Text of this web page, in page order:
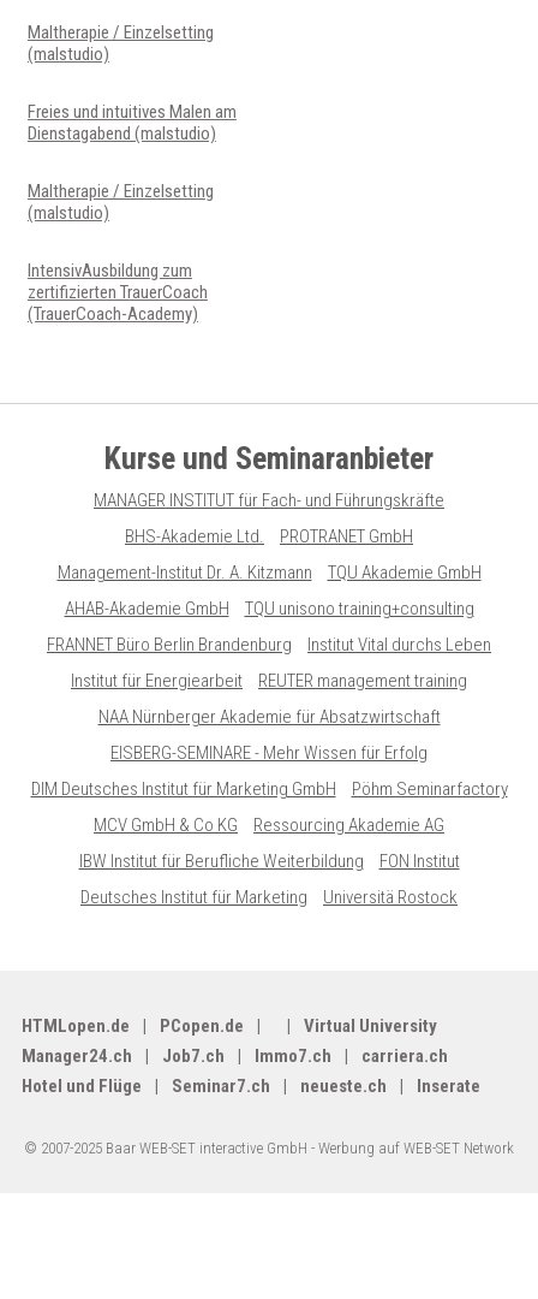
Maltherapie / Einzelsetting
(malstudio)
Freies und intuitives Malen am
Dienstagabend (malstudio)
Maltherapie / Einzelsetting
(malstudio)
IntensivAusbildung zum
zertifizierten TrauerCoach
(TrauerCoach-Academy)
Kurse und Seminaranbieter
MANAGER INSTITUT für Fach- und Führungskräfte
BHS-Akademie Ltd.
PROTRANET GmbH
Management-Institut Dr. A. Kitzmann
TQU Akademie GmbH
AHAB-Akademie GmbH
TQU unisono training+consulting
FRANNET Büro Berlin Brandenburg
Institut Vital durchs Leben
Institut für Energiearbeit
REUTER management training
NAA Nürnberger Akademie für Absatzwirtschaft
EISBERG-SEMINARE - Mehr Wissen für Erfolg
DIM Deutsches Institut für Marketing GmbH
Pöhm Seminarfactory
MCV GmbH & Co KG
Ressourcing Akademie AG
IBW Institut für Berufliche Weiterbildung
FON Institut
Deutsches Institut für Marketing
Universitä Rostock
HTMLopen.de PCopen.de
Virtual University
Manager24.ch
Job7.ch Immo7.ch
carriera.ch
Hotel und Flüge
Seminar7.ch neueste.ch Inserate
© 2007-2025 Baar WEB-SET interactive GmbH - Werbung auf WEB-SET Network